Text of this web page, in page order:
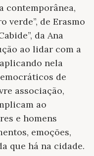
contemporânea,
verde”, de Erasmo
da Ana
ao lidar com a
nela
de
associação,
ao
e homens
emoções,
que há na cidade.